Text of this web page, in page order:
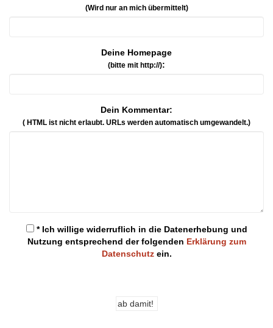
(Wird nur an mich übermittelt)
Deine Homepage
(bitte mit http://):
Dein Kommentar:
( HTML ist nicht erlaubt. URLs werden automatisch umgewandelt.)
* Ich willige widerruflich in die Datenerhebung und
Nutzung entsprechend der folgenden Erklärung zum
Datenschutzein.